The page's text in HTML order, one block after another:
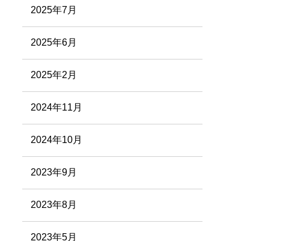
2025年7月
2025年6月
2025年2月
2024年11月
2024年10月
2023年9月
2023年8月
2023年5月